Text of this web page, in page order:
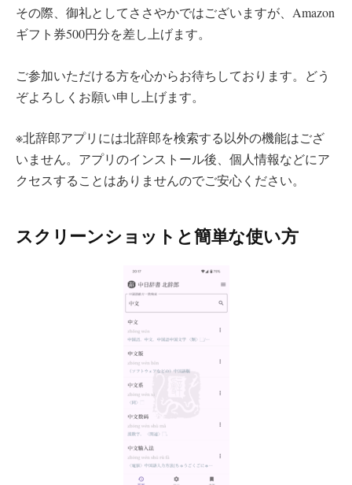
その際、御礼としてささやかではございますが、Amazon
ギフト券500円分を差し上げます。
ご参加いただける方を心からお待ちしております。どう
ぞよろしくお願い申し上げます。
※北辞郎アプリには北辞郎を検索する以外の機能はござ
いません。アプリのインストール後、個人情報などにア
クセスすることはありませんのでご安心ください。
スクリーンショットと簡単な使い方